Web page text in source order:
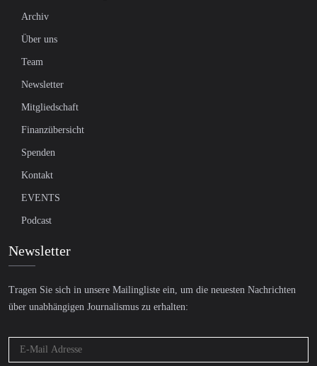
Archiv
Über uns
Team
Newsletter
Mitgliedschaft
Finanzübersicht
Spenden
Kontakt
EVENTS
Podcast
Newsletter
Tragen Sie sich in unsere Mailingliste ein, um die neuesten Nachrichten
über unabhängigen Journalismus zu erhalten: